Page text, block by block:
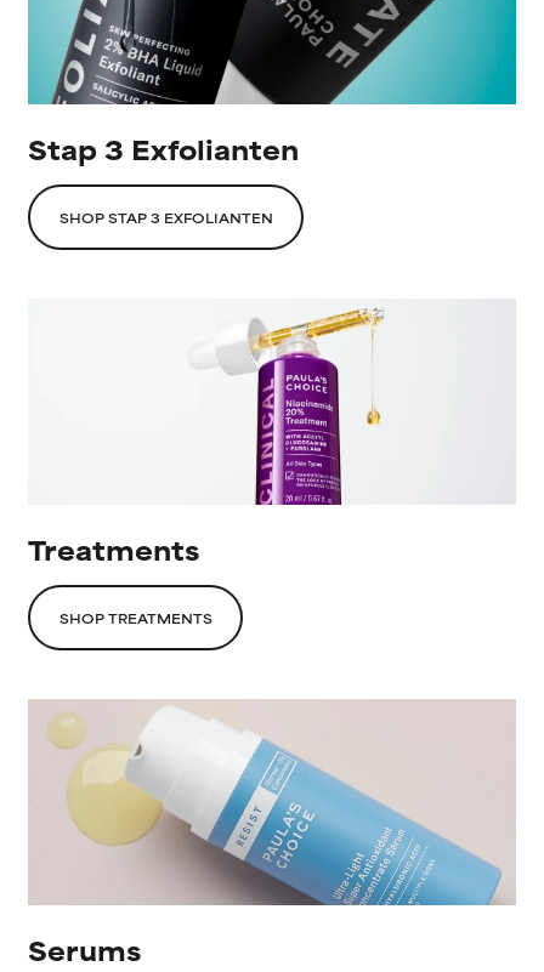
Stap 3 Exfolianten
SHOP STAP 3 EXFOLIANTEN
Treatments
SHOP TREATMENTS
Serums